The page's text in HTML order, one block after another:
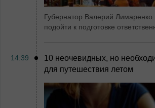
Губернатор Валерий Лимаренко
подойти к подготовке
14:39
10 неочевидных, но
для путешествия летом